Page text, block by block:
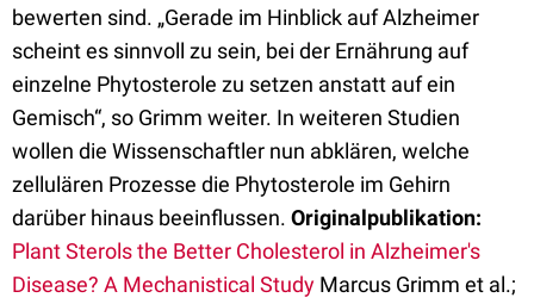
bewerten sind. „Gerade im Hinblick auf Alzheimer
scheint es sinnvoll zu sein, bei der Ernährung auf
einzelne Phytosterole zu setzen anstatt auf ein
Gemisch“, so Grimm weiter. In weiteren Studien
wollen die Wissenschaftler nun abklären, welche
zellulären Prozesse die Phytosterole im Gehirn
darüber hinaus beeinflussen. Originalpublikation:
Plant Sterols the Better Cholesterol in Alzheimer's
Disease? A Mechanistical Study Marcus Grimm et al.;